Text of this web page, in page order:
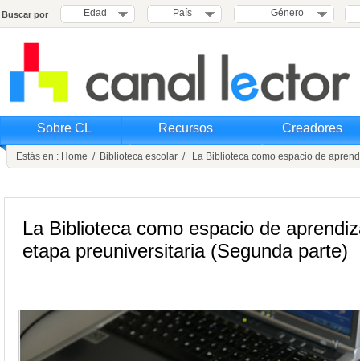
Buscar por Edad País Género
Sobre CL Recursos Creadores
Estás en : Home / Biblioteca escolar / La Biblioteca como espacio de
La Biblioteca como espacio de
etapa preuniversitaria (Segunda parte)